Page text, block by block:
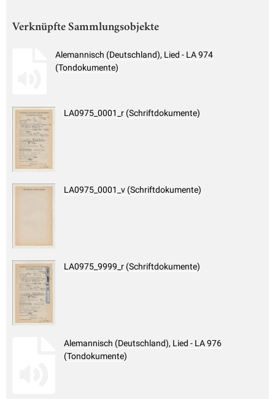
Verknüpfte Sammlungsobjekte
Alemannisch (Deutschland), Lied - LA 974
(Tondokumente)
LA0975_0001_r (Schriftdokumente)
LA0975_0001_v (Schriftdokumente)
LA0975_9999_r (Schriftdokumente)
Alemannisch (Deutschland), Lied - LA 976
(Tondokumente)